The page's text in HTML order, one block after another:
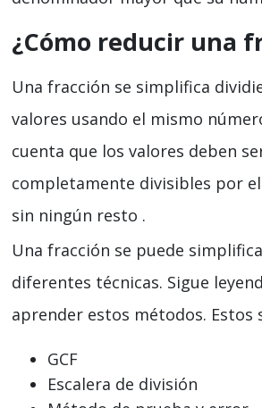
¿Cómo reducir una
Una fracción se simplifica
valores usando el mismo
cuenta que los valores deben
completamente divisibles por
sin ningún resto .
Una fracción se puede
diferentes técnicas. Sigue
aprender estos métodos. Estos
GCF
Escalera de división